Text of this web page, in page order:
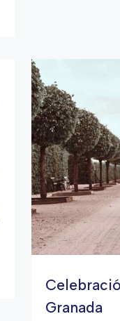
Granada